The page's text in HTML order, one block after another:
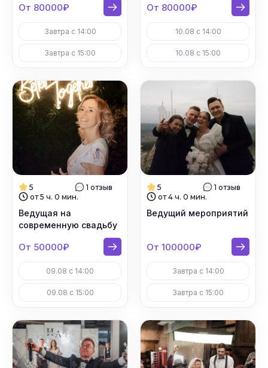
От 80000₽
Завтра с 14:00
Завтра с 15:00
От 80000₽
10.08 с 14:00
10.08 с 15:00
5
1 отзыв
от 5 ч. 0 мин.
Ведущая на
современную свадьбу
От 50000₽
09.08 с 14:00
09.08 с 15:00
5
1 отзыв
от 4 ч. 0 мин.
Ведущий мероприятий
От 100000₽
Завтра с 14:00
Завтра с 15:00